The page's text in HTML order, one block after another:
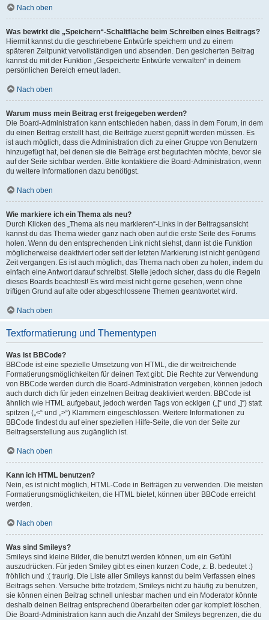
Nach oben
Was bewirkt die „Speichern“-Schaltfläche beim Schreiben eines Beitrags?
Hiermit kannst du die geschriebene Entwürfe speichern und zu einem
späteren Zeitpunkt vervollständigen und absenden. Den gesicherten Beitrag
kannst du mit der Funktion „Gespeicherte Entwürfe verwalten“ in deinem
persönlichen Bereich erneut laden.
Nach oben
Warum muss mein Beitrag erst freigegeben werden?
Die Board-Administration kann entschieden haben, dass in dem Forum, in dem
du einen Beitrag erstellt hast, die Beiträge zuerst geprüft werden müssen. Es
ist auch möglich, dass die Administration dich zu einer Gruppe von Benutzern
hinzugefügt hat, bei denen sie die Beiträge erst begutachten möchte, bevor sie
auf der Seite sichtbar werden. Bitte kontaktiere die Board-Administration, wenn
du weitere Informationen dazu benötigst.
Nach oben
Wie markiere ich ein Thema als neu?
Durch Klicken des „Thema als neu markieren“-Links in der Beitragsansicht
kannst du das Thema wieder ganz nach oben auf die erste Seite des Forums
holen. Wenn du den entsprechenden Link nicht siehst, dann ist die Funktion
möglicherweise deaktiviert oder seit der letzten Markierung ist nicht genügend
Zeit vergangen. Es ist auch möglich, das Thema nach oben zu holen, indem du
einfach eine Antwort darauf schreibst. Stelle jedoch sicher, dass du die Regeln
dieses Boards beachtest! Es wird meist nicht gerne gesehen, wenn ohne
triftigen Grund auf alte oder abgeschlossene Themen geantwortet wird.
Nach oben
Textformatierung und Thementypen
Was ist BBCode?
BBCode ist eine spezielle Umsetzung von HTML, die dir weitreichende
Formatierungsmöglichkeiten für deinen Text gibt. Die Rechte zur Verwendung
von BBCode werden durch die Board-Administration vergeben, können jedoch
auch durch dich für jeden einzelnen Beitrag deaktiviert werden. BBCode ist
ähnlich wie HTML aufgebaut, jedoch werden Tags von eckigen („[“ und „]“) statt
spitzen („<“ und „>“) Klammern eingeschlossen. Weitere Informationen zu
BBCode findest du auf einer speziellen Hilfe-Seite, die von der Seite zur
Beitragserstellung aus zugänglich ist.
Nach oben
Kann ich HTML benutzen?
Nein, es ist nicht möglich, HTML-Code in Beiträgen zu verwenden. Die meisten
Formatierungsmöglichkeiten, die HTML bietet, können über BBCode erreicht
werden.
Nach oben
Was sind Smileys?
Smileys sind kleine Bilder, die benutzt werden können, um ein Gefühl
auszudrücken. Für jeden Smiley gibt es einen kurzen Code, z. B. bedeutet :)
fröhlich und :( traurig. Die Liste aller Smileys kannst du beim Verfassen eines
Beitrags sehen. Versuche bitte trotzdem, Smileys nicht zu häufig zu benutzen,
sie können einen Beitrag schnell unlesbar machen und ein Moderator könnte
deshalb deinen Beitrag entsprechend überarbeiten oder gar komplett löschen.
Die Board-Administration kann auch die Anzahl der Smileys begrenzen, die du